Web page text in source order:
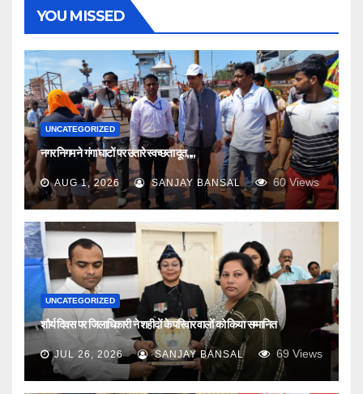
YOU MISSED
UNCATEGORIZED
नगर निगम ने गंगा घाटों पर उतारे स्वच्छता दूत,,,,
AUG 1, 2026 SANJAY BANSAL 60Views
UNCATEGORIZED
शौर्य दिवस पर जिलाधिकारी ने शहीदों के परिवार वालों को किया सम्मानित
JUL 26, 2026 SANJAY BANSAL 69 Views